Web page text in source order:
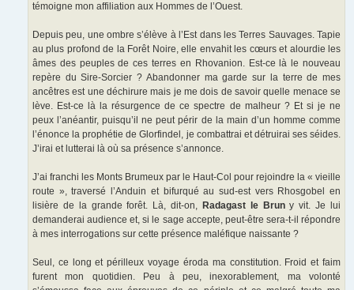
témoigne mon affiliation aux Hommes de l’Ouest.
Depuis peu, une ombre s’élève à l’Est dans les Terres Sauvages. Tapie
au plus profond de la Forêt Noire, elle envahit les cœurs et alourdie les
âmes des peuples de ces terres en Rhovanion. Est-ce là le nouveau
repère du Sire-Sorcier ? Abandonner ma garde sur la terre de mes
ancêtres est une déchirure mais je me dois de savoir quelle menace se
lève. Est-ce là la résurgence de ce spectre de malheur ? Et si je ne
peux l’anéantir, puisqu’il ne peut périr de la main d’un homme comme
l’énonce la prophétie de Glorfindel, je combattrai et détruirai ses séides.
J’irai et lutterai là où sa présence s’annonce.
J’ai franchi les Monts Brumeux par le Haut-Col pour rejoindre la « vieille
route », traversé l’Anduin et bifurqué au sud-est vers Rhosgobel en
lisière de la grande forêt. Là, dit-on, Radagast le Bruny vit. Je lui
demanderai audience et, si le sage accepte, peut-être sera-t-il répondre
à mes interrogations sur cette présence maléfique naissante ?
Seul, ce long et périlleux voyage éroda ma constitution. Froid et faim
furent mon quotidien. Peu à peu, inexorablement, ma volonté